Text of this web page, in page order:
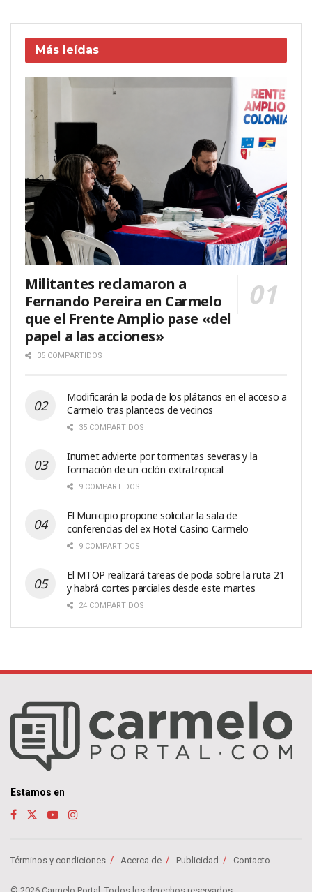
Más leídas
Militantes reclamaron a
Fernando Pereira en Carmelo
que el Frente Amplio pase «del
papel a las acciones»
35 COMPARTIDOS
Modificarán la poda de los plátanos en el acceso a
Carmelo tras planteos de vecinos
35 COMPARTIDOS
Inumet advierte por tormentas severas y la
formación de un ciclón extratropical
9 COMPARTIDOS
El Municipio propone solicitar la sala de
conferencias del ex Hotel Casino Carmelo
9 COMPARTIDOS
El MTOP realizará tareas de poda sobre la ruta 21
y habrá cortes parciales desde este martes
24 COMPARTIDOS
Estamos en
Términos y condiciones Acerca de Publicidad Contacto